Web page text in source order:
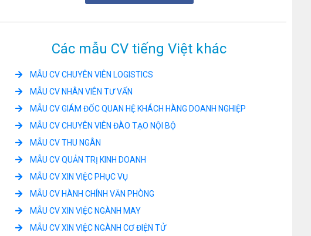
Các mẫu CV tiếng Việt khác
MẪU CV CHUYÊN VIÊN LOGISTICS
MẪU CV NHÂN VIÊN TƯ VẤN
MẪU CV GIÁM ĐỐC QUAN HỆ KHÁCH HÀNG DOANH NGHIỆP
MẪU CV CHUYÊN VIÊN ĐÀO TẠO NỘI BỘ
MẪU CV THU NGÂN
MẪU CV QUẢN TRỊ KINH DOANH
MẪU CV XIN VIỆC PHỤC VỤ
MẪU CV HÀNH CHÍNH VĂN PHÒNG
MẪU CV XIN VIỆC NGÀNH MAY
MẪU CV XIN VIỆC NGÀNH CƠ ĐIỆN TỬ